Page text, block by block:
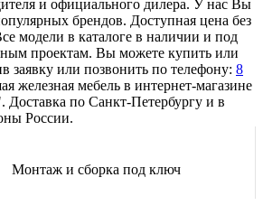
и официального дилера. У нас Вы
брендов. Доступная цена без
модели в каталоге в наличии и под
проектам. Вы можете купить или
заявку или позвонить по телефону: 8
железная мебель в интернет-магазине
по Санкт-Петербургу и в
России.
Монтаж и сборка под ключ